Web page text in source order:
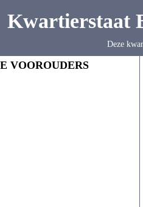
Kwartierstaat
Deze
VOOROUDERS